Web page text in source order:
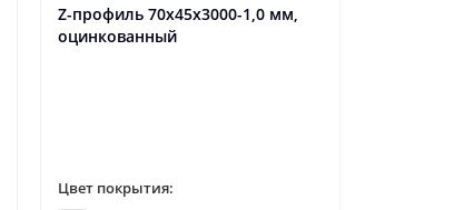
Z-профиль 70x45x3000-1,0 мм,
оцинкованный
Цвет покрытия: